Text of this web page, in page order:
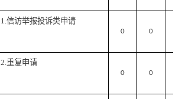
1.信访举报投诉类申请
0 0
2.重复申请
0 0